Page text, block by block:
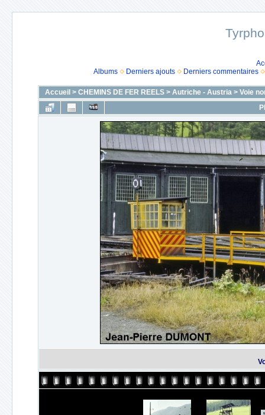
Albums
Derniers ajouts Derniers commentaires
Accueil > CHEMINS DE FER REELS> Autriche - Austria> Voie